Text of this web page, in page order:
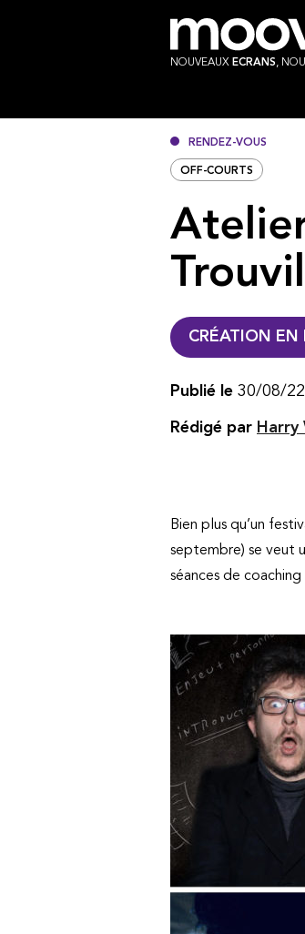
NOUVEAUX ECRANS,
RENDEZ-VOUS
OFF-COURTS
CRÉATION EN
Publié le 30/08/22
Rédigé par Harry
Bien plus qu’un
septembre) se veut
séances de